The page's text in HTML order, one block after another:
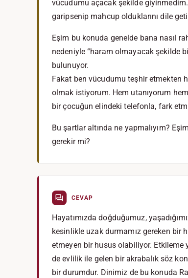
vücudumu açacak şekilde
garipsenip mahcup olduklarını dile
Eşim bu konuda genelde bana nasıl
nedeniyle “haram olmayacak şekilde
bulunuyor.
Fakat ben vücudumu teşhir etmekten
olmak istiyorum. Hem utanıyorum
bir çocuğun elindeki telefonla, fark
Bu şartlar altında ne yapmalıyım?
gerekir mi?
CEVAP
Hayatımızda doğduğumuz,
kesinlikle uzak durmamız gereken bir
etmeyen bir husus olabiliyor. Etkileme
de evlilik ile gelen bir akrabalık söz
bir durumdur. Dinimiz de bu konuda